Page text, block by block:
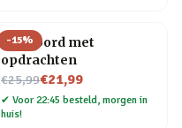
-15%
Pizzabord met
opdrachten
€25,99
Nu voor€21,99
✔ Voor 22:45 besteld, morgen in
huis!